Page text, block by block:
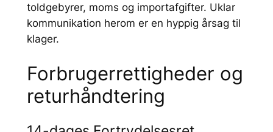
toldgebyrer, moms og importafgifter. Uklar
kommunikation herom er en hyppig årsag til
klager.
Forbrugerrettigheder og
returhåndtering